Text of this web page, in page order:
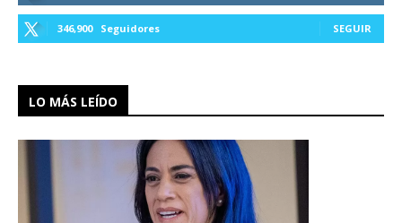
346,900 Seguidores SEGUIR
LO MÁS LEÍDO